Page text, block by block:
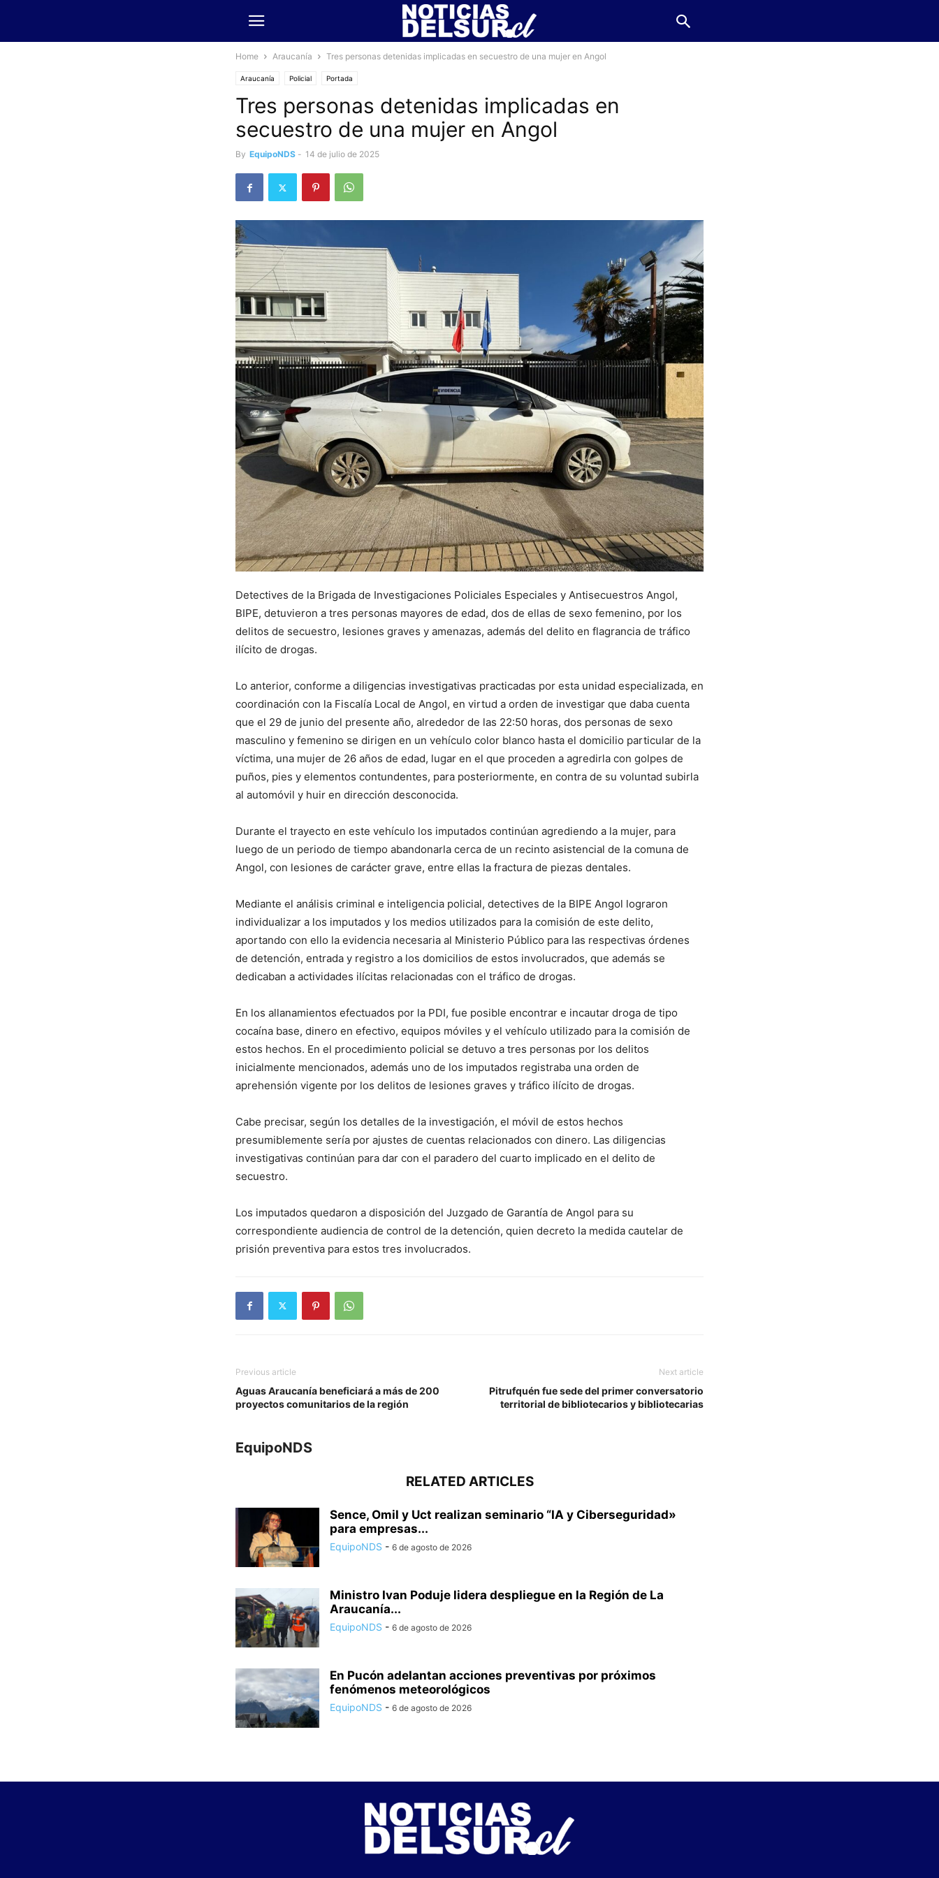
Home Araucanía Tres personas detenidas implicadas en secuestro de una mujer en Angol
Araucanía Policial Portada
Tres personas detenidas implicadas en
secuestro de una mujer en Angol
By EquipoNDS - 14 de julio de 2025
Detectives de la Brigada de Investigaciones Policiales Especiales y Antisecuestros Angol,
BIPE, detuvieron a tres personas mayores de edad, dos de ellas de sexo femenino, por los
delitos de secuestro, lesiones graves y amenazas, además del delito en flagrancia de tráfico
ilícito de drogas.
Lo anterior, conforme a diligencias investigativas practicadas por esta unidad especializada, en
coordinación con la Fiscalía Local de Angol, en virtud a orden de investigar que daba cuenta
que el 29 de junio del presente año, alrededor de las 22:50 horas, dos personas de sexo
masculino y femenino se dirigen en un vehículo color blanco hasta el domicilio particular de la
víctima, una mujer de 26 años de edad, lugar en el que proceden a agredirla con golpes de
puños, pies y elementos contundentes, para posteriormente, en contra de su voluntad subirla
al automóvil y huir en dirección desconocida.
Durante el trayecto en este vehículo los imputados continúan agrediendo a la mujer, para
luego de un periodo de tiempo abandonarla cerca de un recinto asistencial de la comuna de
Angol, con lesiones de carácter grave, entre ellas la fractura de piezas dentales.
Mediante el análisis criminal e inteligencia policial, detectives de la BIPE Angol lograron
individualizar a los imputados y los medios utilizados para la comisión de este delito,
aportando con ello la evidencia necesaria al Ministerio Público para las respectivas órdenes
de detención, entrada y registro a los domicilios de estos involucrados, que además se
dedicaban a actividades ilícitas relacionadas con el tráfico de drogas.
En los allanamientos efectuados por la PDI, fue posible encontrar e incautar droga de tipo
cocaína base, dinero en efectivo, equipos móviles y el vehículo utilizado para la comisión de
estos hechos. En el procedimiento policial se detuvo a tres personas por los delitos
inicialmente mencionados, además uno de los imputados registraba una orden de
aprehensión vigente por los delitos de lesiones graves y tráfico ilícito de drogas.
Cabe precisar, según los detalles de la investigación, el móvil de estos hechos
presumiblemente sería por ajustes de cuentas relacionados con dinero. Las diligencias
investigativas continúan para dar con el paradero del cuarto implicado en el delito de
secuestro.
Los imputados quedaron a disposición del Juzgado de Garantía de Angol para su
correspondiente audiencia de control de la detención, quien decreto la medida cautelar de
prisión preventiva para estos tres involucrados.
Previous article
Aguas Araucanía beneficiará a más de 200
proyectos comunitarios de la región
Next article
Pitrufquén fue sede del primer conversatorio
territorial de bibliotecarios y bibliotecarias
EquipoNDS
RELATED ARTICLES
Sence, Omil y Uct realizan seminario “IA y Ciberseguridad»
para empresas...
EquipoNDS - 6 de agosto de 2026
Ministro Ivan Poduje lidera despliegue en la Región de La
Araucanía...
EquipoNDS - 6 de agosto de 2026
En Pucón adelantan acciones preventivas por próximos
fenómenos meteorológicos
EquipoNDS - 6 de agosto de 2026